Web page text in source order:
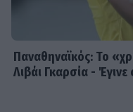
Παναθηναϊκός: Το
Λιβάι Γκαρσία -